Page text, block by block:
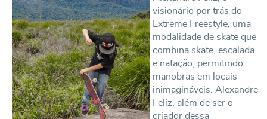
visionário por trás do
Extreme Freestyle, uma
modalidade de skate que
combina skate, escalada
e natação, permitindo
manobras em locais
inimagináveis. Alexandre
Feliz, além de ser o
criador dessa